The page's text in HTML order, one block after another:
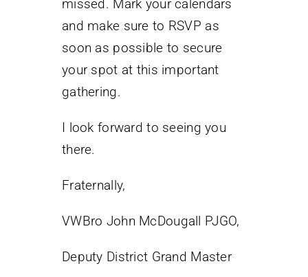
missed. Mark your calendars
and make sure to RSVP as
soon as possible to secure
your spot at this important
gathering.
I look forward to seeing you
there.
Fraternally,
VWBro John McDougall PJGO,
Deputy District Grand Master